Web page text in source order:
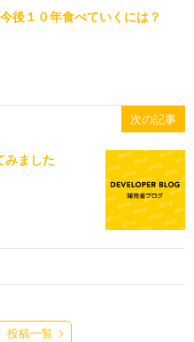
後１０年食べていくには？
次の記事
みました
投稿一覧